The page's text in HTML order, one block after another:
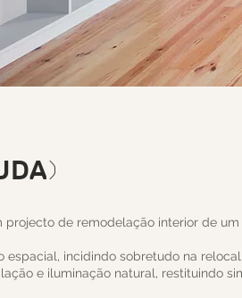
projecto de remodelação interior de
espacial, incidindo sobretudo na
e iluminação natural, restituindo